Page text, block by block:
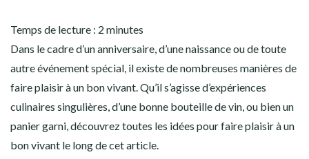
Temps de lecture : 2 minutes
Dans le cadre d’un anniversaire, d’une naissance ou de toute
autre événement spécial, il existe de nombreuses manières de
faire plaisir à un bon vivant. Qu’il s’agisse d’expériences
culinaires singulières, d’une bonne bouteille de vin, ou bien un
panier garni, découvrez toutes les idées pour faire plaisir à un
bon vivant le long de cet article.